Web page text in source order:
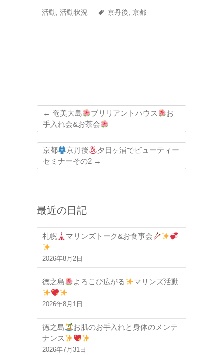
活動 活動状況 京丹後 京都
← 奄美大島 ブリリアントハウス
お
手入れ会&お茶会
京都 京丹後
夕日ヶ浦でビューティー
セミナーその2 →
最近の日記
札幌 マリンズトーク&お食事会
2026年8月2日
徳之島 よろこび広がる マリンズ活動
2026年8月1日
徳之島
お肌のお手入れと身体のメンテ
ナンス
2026年7月31日